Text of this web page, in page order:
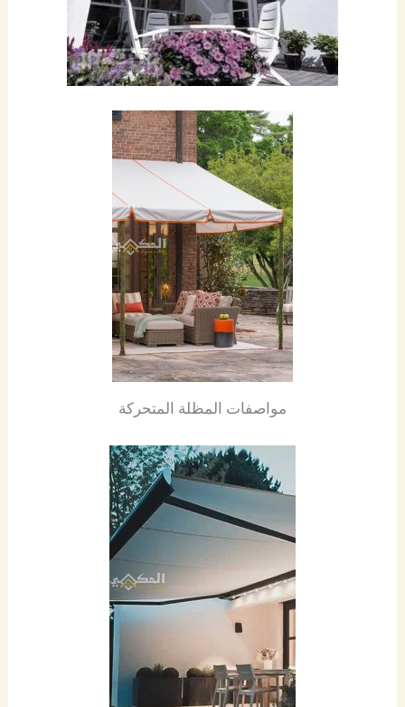
مواصفات المظلة المتحركة